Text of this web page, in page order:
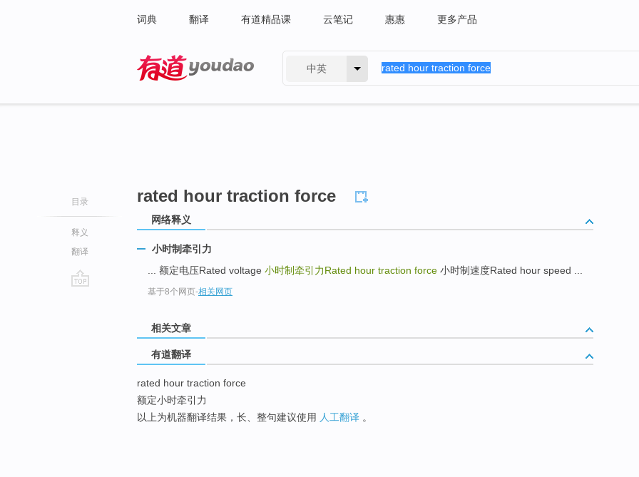
词典 翻译 有道精品课 云笔记 惠惠 更多产品
中英
目录
释义
翻译
rated hour traction force
网络释义
小时制牵引力
... 额定电压Rated voltage 小时制牵引力Rated hour traction force 小时制速度Rated hour speed ...
基于8个网页-相关网页
相关文章
有道翻译
rated hour traction force
额定小时牵引力
以上为机器翻译结果，长、整句建议使用 人工翻译 。